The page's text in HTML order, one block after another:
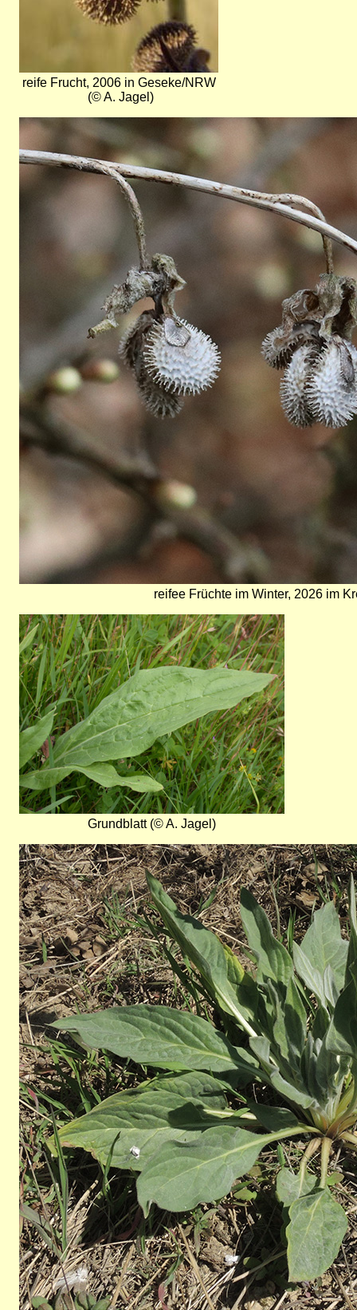
reife Frucht, 2006 in Geseke/NRW
(© A. Jagel)
Bild
reifee Früchte im Winter, 2026 im
Bild
Grundblatt (© A. Jagel)
Bild